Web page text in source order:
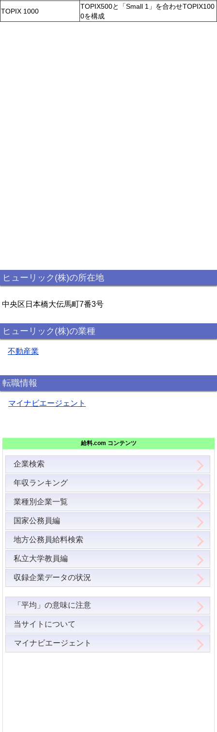
TOPIX 1000
TOPIX500と「Small 1」を合わせTOPIX100
0を構成
ヒューリック(株)の所在地
中央区日本橋大伝馬町7番3号
ヒューリック(株)の業種
不動産業
転職情報
マイナビエージェント
給料.com コンテンツ
企業検索
年収ランキング
業種別企業一覧
国家公務員編
地方公務員給料検索
私立大学教員編
収録企業データの状況
「平均」の意味に注意
当サイトについて
マイナビエージェント